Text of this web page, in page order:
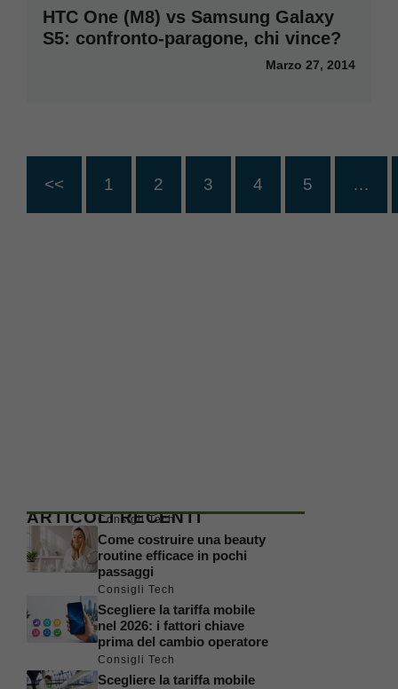
HTC One (M8) vs Samsung Galaxy
S5: confronto-paragone, chi vince?
Marzo 27, 2014
<< 1 2 3 4 5 …
ARTICOLI RECENTI
Consigli Tech
Come costruire una beauty
routine efficace in pochi
passaggi
Consigli Tech
Scegliere la tariffa mobile
nel 2026: i fattori chiave
prima del cambio operatore
Consigli Tech
Scegliere la tariffa mobile